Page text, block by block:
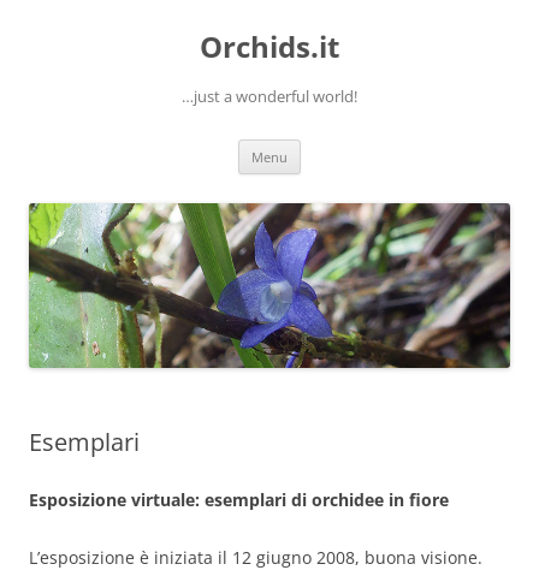
Orchids.it
…just a wonderful world!
Menu
Esemplari
Esposizione virtuale: esemplari di orchidee in fiore
L’esposizione è iniziata il 12 giugno 2008, buona visione.